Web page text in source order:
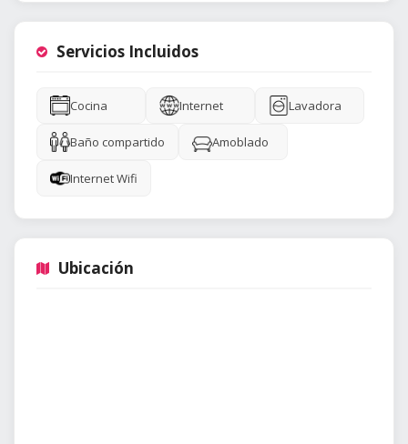
Servicios Incluidos
Cocina Internet Lavadora
Baño compartido Amoblado
Internet Wifi
Ubicación